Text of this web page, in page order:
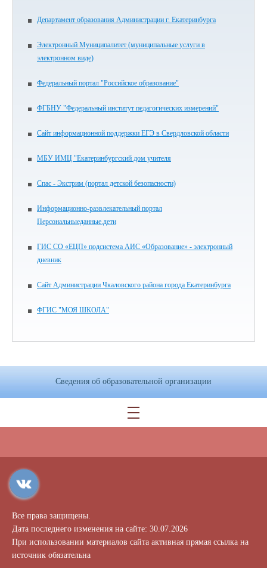
Департамент образования Администрации г. Екатеринбурга
Электронный Муниципалитет (муниципальные услуги в
электронном виде)
Федеральный портал "Российское образование"
ФГБНУ "Федеральный институт педагогических измерений"
Сайт информационной поддержки ЕГЭ в Свердловской области
МБУ ИМЦ "Екатеринбургский дом учителя
Спас - Экстрим (портал детской безопасности)
Информационно-развлекательный портал
Персональныеданные.дети
ГИС СО «ЕЦП» подсистема АИС «Образование» - электронный
дневник
Сайт Администрации Чкаловского района города Екатеринбурга
ФГИС "МОЯ ШКОЛА"
Сведения об образовательной организации
Все права защищены.
Дата последнего изменения на сайте: 30.07.2026
При использовании материалов сайта активная прямая ссылка на
источник обязательна